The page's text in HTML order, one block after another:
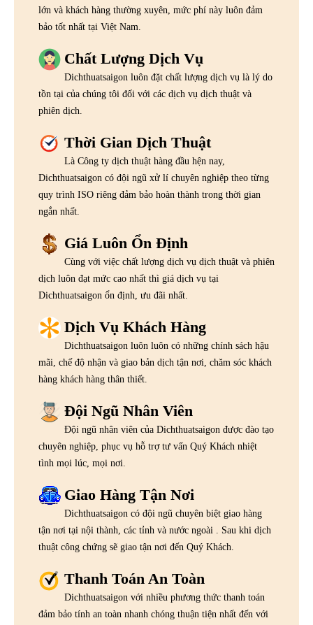
lớn và khách hàng thường xuyên, mức phí này luôn đảm
bảo tốt nhất tại Việt Nam.
Chất Lượng Dịch Vụ
Dichthuatsaigon luôn đặt chất lượng dịch vụ là lý do
tồn tại của chúng tôi đối với các dịch vụ dịch thuật và
phiên dịch.
Thời Gian Dịch Thuật
Là Công ty dịch thuật hàng đầu hện nay,
Dichthuatsaigon có đội ngũ xử lí chuyên nghiệp theo từng
quy trình ISO riêng đảm bảo hoàn thành trong thời gian
ngắn nhất.
Giá Luôn Ổn Định
Cùng với việc chất lượng dịch vụ dịch thuật và phiên
dịch luôn đạt mức cao nhất thì giá dịch vụ tại
Dichthuatsaigon ổn định, ưu đãi nhất.
Dịch Vụ Khách Hàng
Dichthuatsaigon luôn luôn có những chính sách hậu
mãi, chế độ nhận và giao bản dịch tận nơi, chăm sóc khách
hàng khách hàng thân thiết.
Đội Ngũ Nhân Viên
Đội ngũ nhân viên của Dichthuatsaigon được đào tạo
chuyên nghiệp, phục vụ hỗ trợ tư vấn Quý Khách nhiệt
tình mọi lúc, mọi nơi.
Giao Hàng Tận Nơi
Dichthuatsaigon có đội ngũ chuyên biệt giao hàng
tận nơi tại nội thành, các tỉnh và nước ngoài . Sau khi dịch
thuật công chứng sẽ giao tận nơi đến Quý Khách.
Thanh Toán An Toàn
Dichthuatsaigon với nhiều phương thức thanh toán
đảm bảo tính an toàn nhanh chóng thuận tiện nhất đến với